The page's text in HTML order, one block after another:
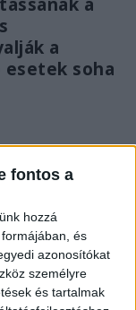
fontos a
hozzá
és
azonosítókat
személyre
és tartalmak
a
soha